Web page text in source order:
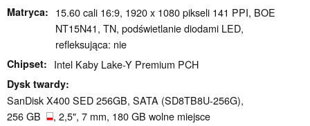
Matryca
15.60 cali 16:9, 1920 x 1080 pikseli 141 PPI, BOE
NT15N41, TN, podświetlanie diodami LED,
refleksująca: nie
Chipset Intel Kaby Lake-Y Premium PCH
Dysk twardy
SanDisk X400 SED 256GB, SATA (SD8TB8U-256G),
256 GB
, 2,5", 7 mm, 180 GB wolne miejsce